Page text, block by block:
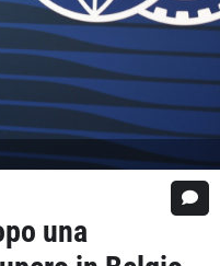
una